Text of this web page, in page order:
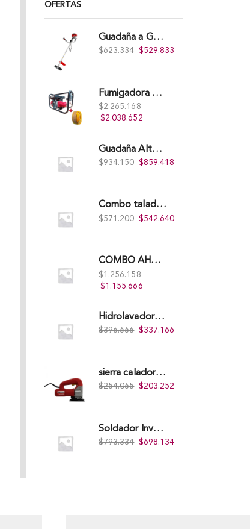
OFERTAS
Guadaña a Gasolina Takima TKBC-43
$623.334 $529.833
Fumigadora Estacionaria Pro 45L Acople Directo con Accesorios
$2.265.168
$2.038.652
Guadaña Alterman A Gasolina 2T, De espalda, Eje Flexible, 43Cc, Xbc43B-I
$934.150 $859.418
Combo taladro Inalámbrico Takima 20V Li-Ion, Tklcd-20. + Polichadora Takima 7″ 1.200W, Tksp-180-D.
$571.200 $542.640
COMBO AHOYADOR ALTERMAN 52 CC + BROCA DE 20 CM X 80 CM + BROCA DE 15 CM X 80 CM
$1.256.158
$1.155.666
Hidrolavadora Eléctrica Takima 1.200W TKPW1200-13
$396.666 $337.166
sierra caladora 580 watts 85 mm/10 mm TKJS-85
$254.065 $203.252
Soldador Inverter 200Amps 110/220V 40% Heavy Duty (Hd) Tkwi-200-C
$793.334 $698.134